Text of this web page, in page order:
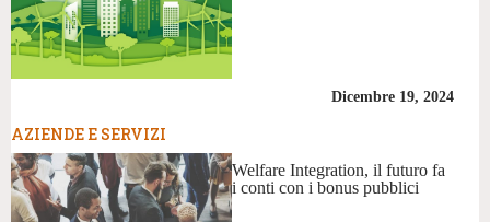
Dicembre 19, 2024
AZIENDE E SERVIZI
Welfare Integration, il futuro fa
i conti con i bonus pubblici